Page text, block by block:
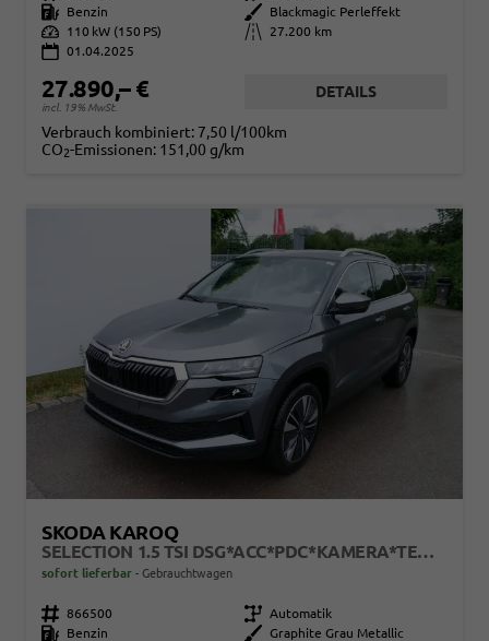
Kraftstoff
Benzin Außenfarbe
Blackmagic Perleffekt
Leistung
110 kW (150 PS) Kilometerstand
27.200 km
01.04.2025
27.890,– €
incl. 19% MwSt.
DETAILS
Verbrauch kombiniert: 7,50 l/100km
CO2-Emissionen: 151,00 g/km
SKODA KAROQ
SELECTION 1.5 TSI DSG*ACC*PDC*KAMERA*TEMPOMAT*LED*SMARTLINK*KLIMA*RADIO*17-ZOLL
sofort lieferbar Gebrauchtwagen
Fahrzeugnr. 866500 Getriebe Automatik
Kraftstoff
Benzin Außenfarbe Graphite Grau Metallic